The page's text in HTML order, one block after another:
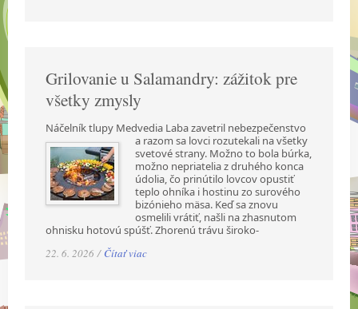
Grilovanie u Salamandry: zážitok pre
všetky zmysly
Náčelník tlupy Medvedia Laba zavetril nebezpečenstvo
a razom sa lovci rozutekali na všetky
svetové strany. Možno to bola búrka,
možno nepriatelia z druhého konca
údolia, čo prinútilo lovcov opustiť
teplo ohníka i hostinu zo surového
bizónieho mäsa. Keď sa znovu
osmelili vrátiť, našli na zhasnutom
ohnisku hotovú spúšť. Zhorenú trávu široko-
22. 6. 2026 / Čítať viac